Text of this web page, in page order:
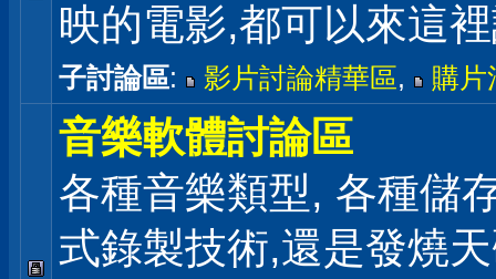
映的電影,都可以來這
子討論區: 影片討論精華區, 購片
音樂軟體討論區
各種音樂類型, 各種儲
式錄製技術,還是發燒